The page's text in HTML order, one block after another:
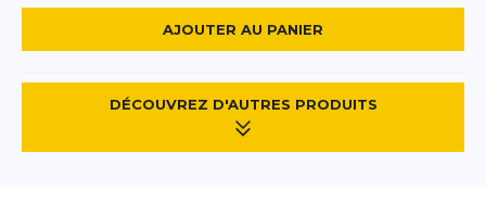
AJOUTER AU PANIER
DÉCOUVREZ D'AUTRES PRODUITS